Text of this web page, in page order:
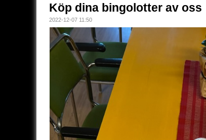
Köp dina bingolotter av oss
2022-12-07 11:50